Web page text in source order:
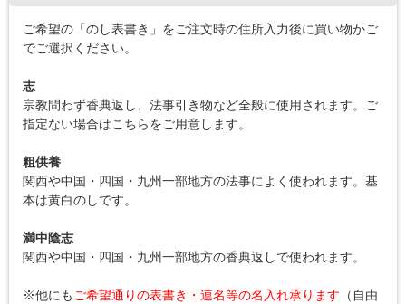
ご希望の「のし表書き」をご注文時の住所入力後に買い物かご
でご選択ください。
志
宗教問わず香典返し、法事引き物など全般に使用されます。ご
指定ない場合はこちらをご用意します。
粗供養
関西や中国・四国・九州一部地方の法事によく使われます。基
本は黄白のしです。
満中陰志
関西や中国・四国・九州一部地方の香典返しで使われます。
※他にもご希望通りの表書き・連名等の名入れ承ります （自由